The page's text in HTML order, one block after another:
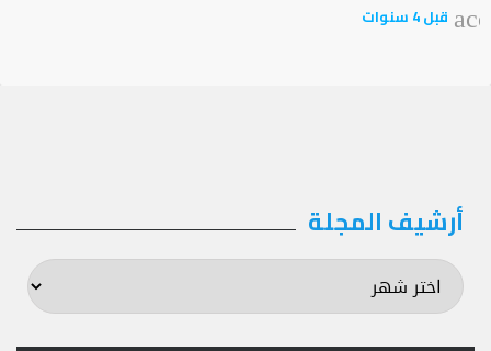
قبل 4 سنوات
أرشيف المجلة
المجلة